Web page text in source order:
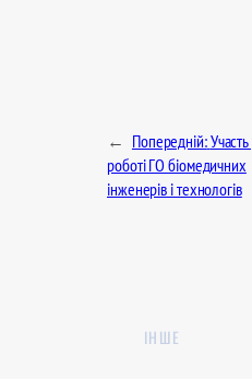
← Попередній:
роботі ГО біомедичних
інженерів і технологів